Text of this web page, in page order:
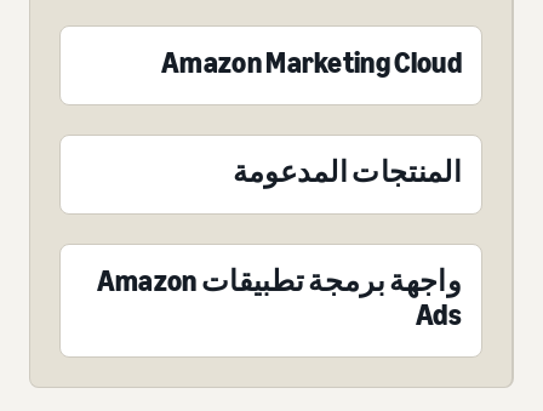
Amazon Marketing Cloud
المنتجات المدعومة
واجهة برمجة تطبيقات Amazon
Ads